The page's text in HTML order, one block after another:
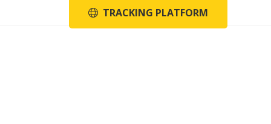
TRACKING PLATFORM